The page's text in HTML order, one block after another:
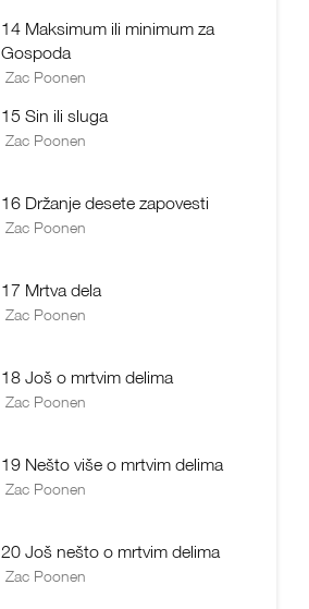
14 Maksimum ili minimum za
Gospoda
Zac Poonen
15 Sin ili sluga
Zac Poonen
16 Držanje desete zapovesti
Zac Poonen
17 Mrtva dela
Zac Poonen
18 Još o mrtvim delima
Zac Poonen
19 Nešto više o mrtvim delima
Zac Poonen
20 Još nešto o mrtvim delima
Zac Poonen